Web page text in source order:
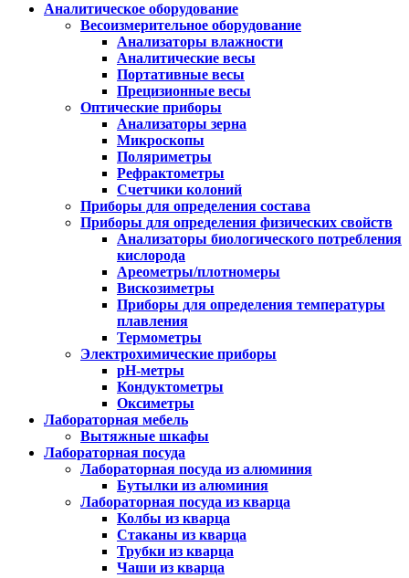
Аналитическое оборудование
Весоизмерительное оборудование
Анализаторы влажности
Аналитические весы
Портативные весы
Прецизионные весы
Оптические приборы
Анализаторы зерна
Микроскопы
Поляриметры
Рефрактометры
Счетчики колоний
Приборы для определения состава
Приборы для определения физических свойств
Анализаторы биологического потребления
кислорода
Ареометры/плотномеры
Вискозиметры
Приборы для определения температуры
плавления
Термометры
Электрохимические приборы
pH-метры
Кондуктометры
Оксиметры
Лабораторная мебель
Вытяжные шкафы
Лабораторная посуда
Лабораторная посуда из алюминия
Бутылки из алюминия
Лабораторная посуда из кварца
Колбы из кварца
Стаканы из кварца
Трубки из кварца
Чаши из кварца